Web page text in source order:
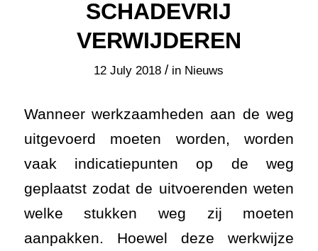
SCHADEVRIJ
VERWIJDEREN
12 July 2018 / in Nieuws
Wanneer werkzaamheden aan de weg
uitgevoerd moeten worden, worden
vaak indicatiepunten op de weg
geplaatst zodat de uitvoerenden weten
welke stukken weg zij moeten
aanpakken. Hoewel deze werkwijze